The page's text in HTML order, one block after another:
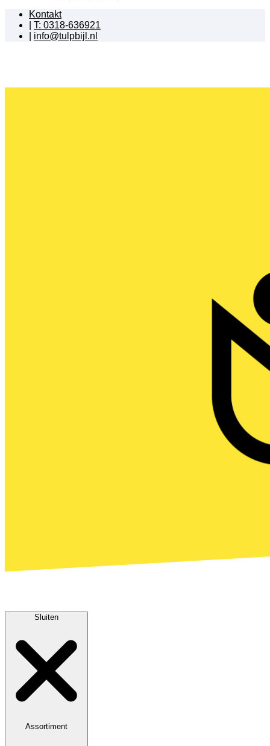
Kontakt
T: 0318-636921
info@tulpbijl.nl
Sluiten
Assortiment